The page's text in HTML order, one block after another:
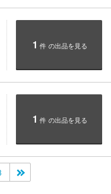
1 件 の出品を見る
1 件 の出品を見る